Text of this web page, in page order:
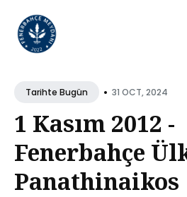
Blog
Tarihte Bugün • 31 OCT, 2024
1 Kasım 2012 -
Fenerbahçe
Panathinaikos